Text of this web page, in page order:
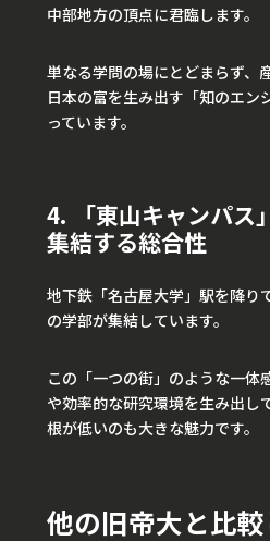
中部地方の頂点に君臨します。
単なる学問の場にとどまらず、
日本の富を生み出す「知のエン
っています。
4. 「東山キャンパス
集結する総合性
地下鉄「名古屋大学」駅を降り
の学部が集結しています。
この「一つの街」のような一体
や効率的な研究環境を生み出し
根が低いのも大きな魅力です。
他の旧帝大と比